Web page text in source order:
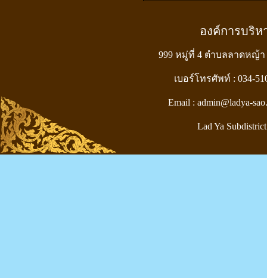
องค์การบริ
999 หมู่ที่ 4 ตำบลลาดหญ้า
เบอร์โทรศัพท์ : 034-
Email : admin@ladya-
Lad Ya